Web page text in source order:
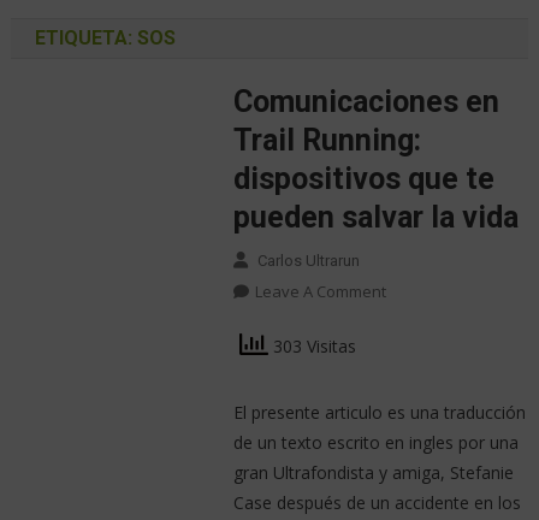
ETIQUETA: SOS
Comunicaciones en
Trail Running:
dispositivos que te
pueden salvar la vida
Carlos Ultrarun
Leave A Comment
303 Visitas
El presente articulo es una traducción
de un texto escrito en ingles por una
gran Ultrafondista y amiga, Stefanie
Case después de un accidente en los